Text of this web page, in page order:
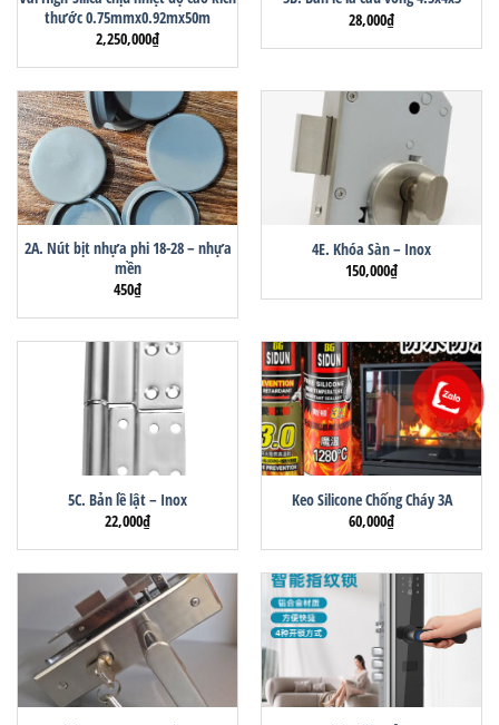
thước 0.75mmx0.92mx50m
2,250,000₫
28,000₫
2A. Nút bịt nhựa phi 18-28 – nhựa
mền
450₫
4E. Khóa Sàn – Inox
150,000₫
5C. Bản lề lật – Inox
22,000₫
Keo Silicone Chống Cháy 3A
60,000₫